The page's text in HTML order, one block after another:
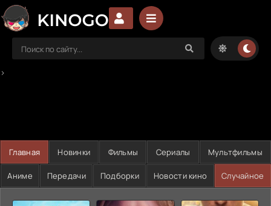
>
Главная Новинки Фильмы Сериалы Мультфильмы
Аниме Передачи Подборки Новости кино Случайное